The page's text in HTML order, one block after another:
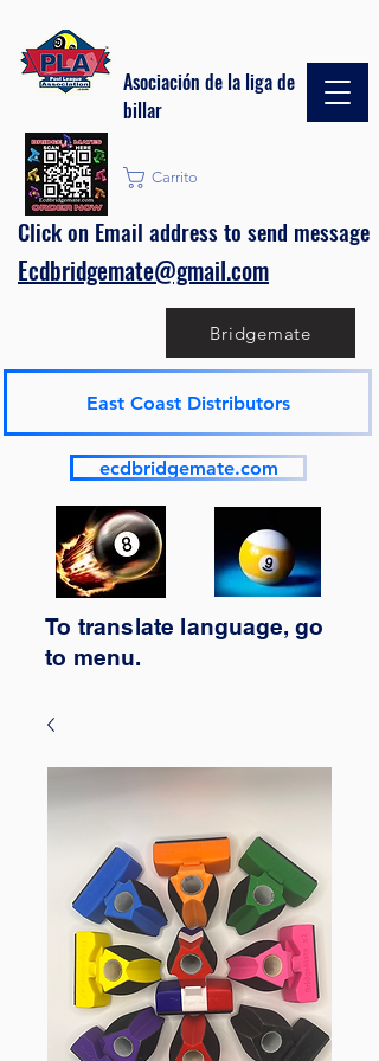
Asociación de la liga de
billar
Carrito
Click on Email address to send message
Ecdbridgemate@gmail.com
Bridgemate
East Coast Distributors
ecdbridgemate.com
To translate language, go
to menu.